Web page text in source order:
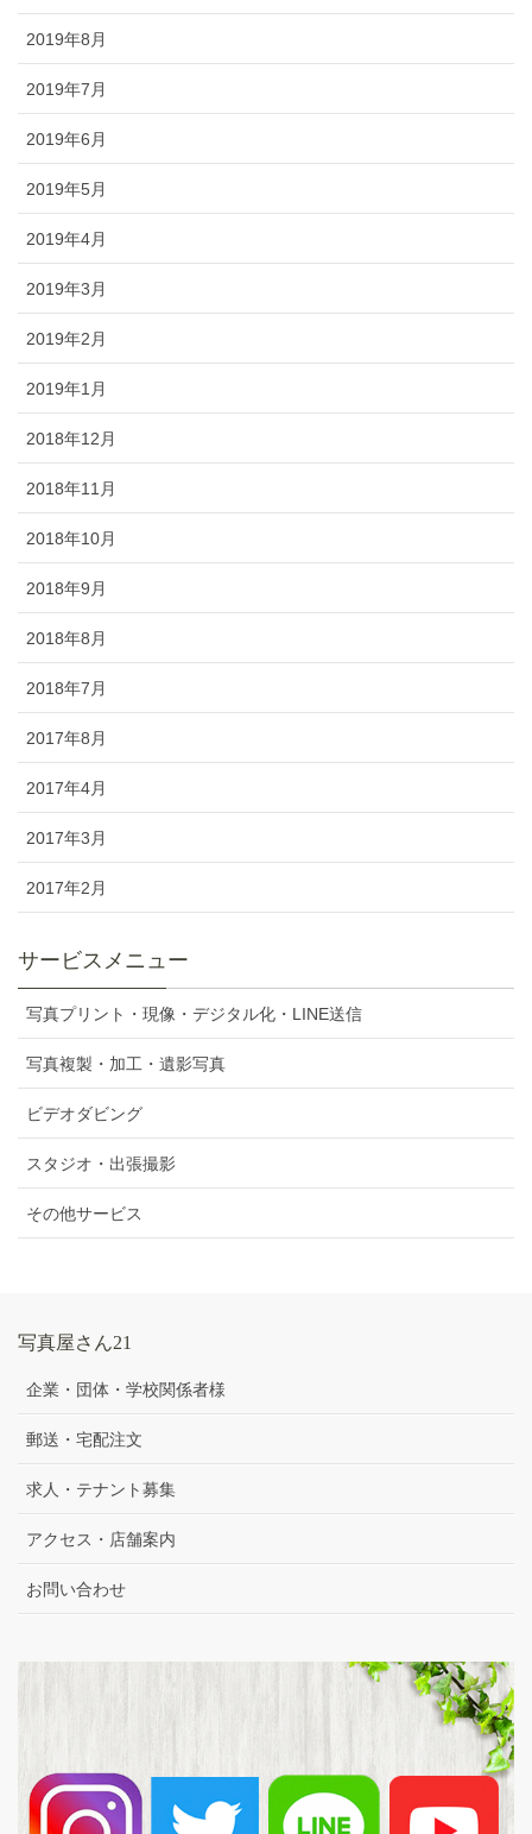
2019年8月
2019年7月
2019年6月
2019年5月
2019年4月
2019年3月
2019年2月
2019年1月
2018年12月
2018年11月
2018年10月
2018年9月
2018年8月
2018年7月
2017年8月
2017年4月
2017年3月
2017年2月
サービスメニュー
写真プリント・現像・デジタル化・LINE送信
写真複製・加工・遺影写真
ビデオダビング
スタジオ・出張撮影
その他サービス
写真屋さん21
企業・団体・学校関係者様
郵送・宅配注文
求人・テナント募集
アクセス・店舗案内
お問い合わせ